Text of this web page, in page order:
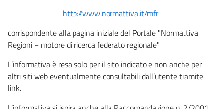
http://www.normattiva.it/mfr
corrispondente alla pagina iniziale del Portale "Normattiva
Regioni – motore di ricerca federato regionale"
L’informativa è resa solo per il sito indicato e non anche per
altri siti web eventualmente consultabili dall’utente tramite
link.